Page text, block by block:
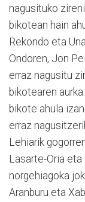
nagusituko
bikotean hain
Rekondo eta
Ondoren, Jon
erraz nagusitu
bikotearen
bikote ahula
erraz
Lehiarik
Lasarte-Oria
norgehiagoka
Aranburu eta